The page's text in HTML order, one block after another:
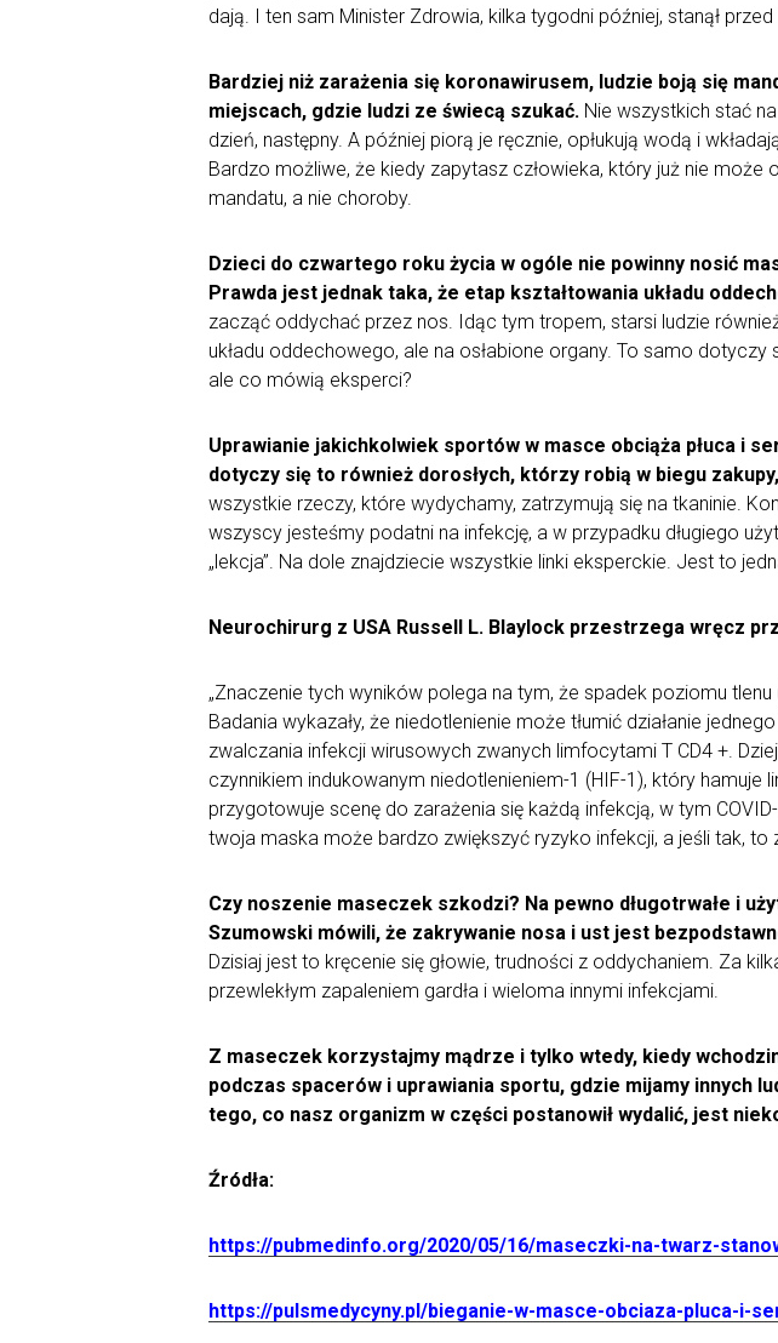
dają. I ten sam Minister Zdrowia, kilka tygodni później, stanął
Bardziej niż zarażenia się koronawirusem, ludzie boją się
miejscach, gdzie ludzi ze świecą szukać. Nie wszystkich stać
dzień, następny. A później piorą je ręcznie, opłukują wodą i
Bardzo możliwe, że kiedy zapytasz człowieka, który już nie
mandatu, a nie choroby.
Dzieci do czwartego roku życia w ogóle nie powinny nosić
Prawda jest jednak taka, że etap kształtowania układu
zacząć oddychać przez nos. Idąc tym tropem, starsi ludzie
układu oddechowego, ale na osłabione organy. To samo dotyczy
ale co mówią eksperci?
Uprawianie jakichkolwiek sportów w masce obciąża płuca i
dotyczy się to również dorosłych, którzy robią w biegu
wszystkie rzeczy, które wydychamy, zatrzymują się na tkaninie.
wszyscy jesteśmy podatni na infekcję, a w przypadku długiego
„lekcja”. Na dole znajdziecie wszystkie linki eksperckie. Jest to
Neurochirurg z USA Russell L. Blaylock przestrzega wręcz
„Znaczenie tych wyników polega na tym, że spadek poziomu
Badania wykazały, że niedotlenienie może tłumić działanie
zwalczania infekcji wirusowych zwanych limfocytami T CD4 +.
czynnikiem indukowanym niedotlenieniem-1 (HIF-1), który
przygotowuje scenę do zarażenia się każdą infekcją, w tym
twoja maska ​​może bardzo zwiększyć ryzyko infekcji, a jeśli tak, to
Czy noszenie maseczek szkodzi? Na pewno długotrwałe i
Szumowski mówili, że zakrywanie nosa i ust jest
Dzisiaj jest to kręcenie się głowie, trudności z oddychaniem. Za
przewlekłym zapaleniem gardła i wieloma innymi infekcjami.
Z maseczek korzystajmy mądrze i tylko wtedy, kiedy
podczas spacerów i uprawiania sportu, gdzie mijamy innych
tego, co nasz organizm w części postanowił wydalić, jest
Źródła:
https://pubmedinfo.org/2020/05/16/maseczki-na-twarz-
https://pulsmedycyny.pl/bieganie-w-masce-obciaza-pluca-i-